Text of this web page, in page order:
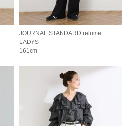
JOURNAL STANDARD relume
LADYS
161cm